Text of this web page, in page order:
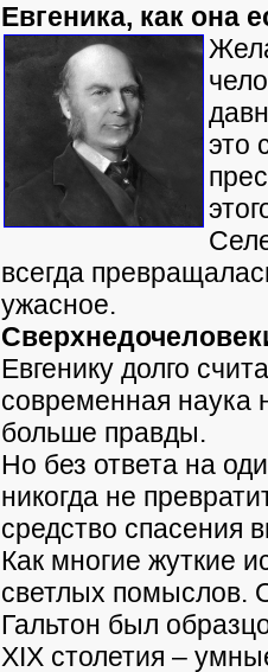
Евгеника, как она
это
всегда
ужасное.
Евгенику долго
современная наука
больше правды.
Но без ответа на
никогда не
средство спасения
Как многие жуткие
светлых помыслов.
Гальтон был
XIX столетия –